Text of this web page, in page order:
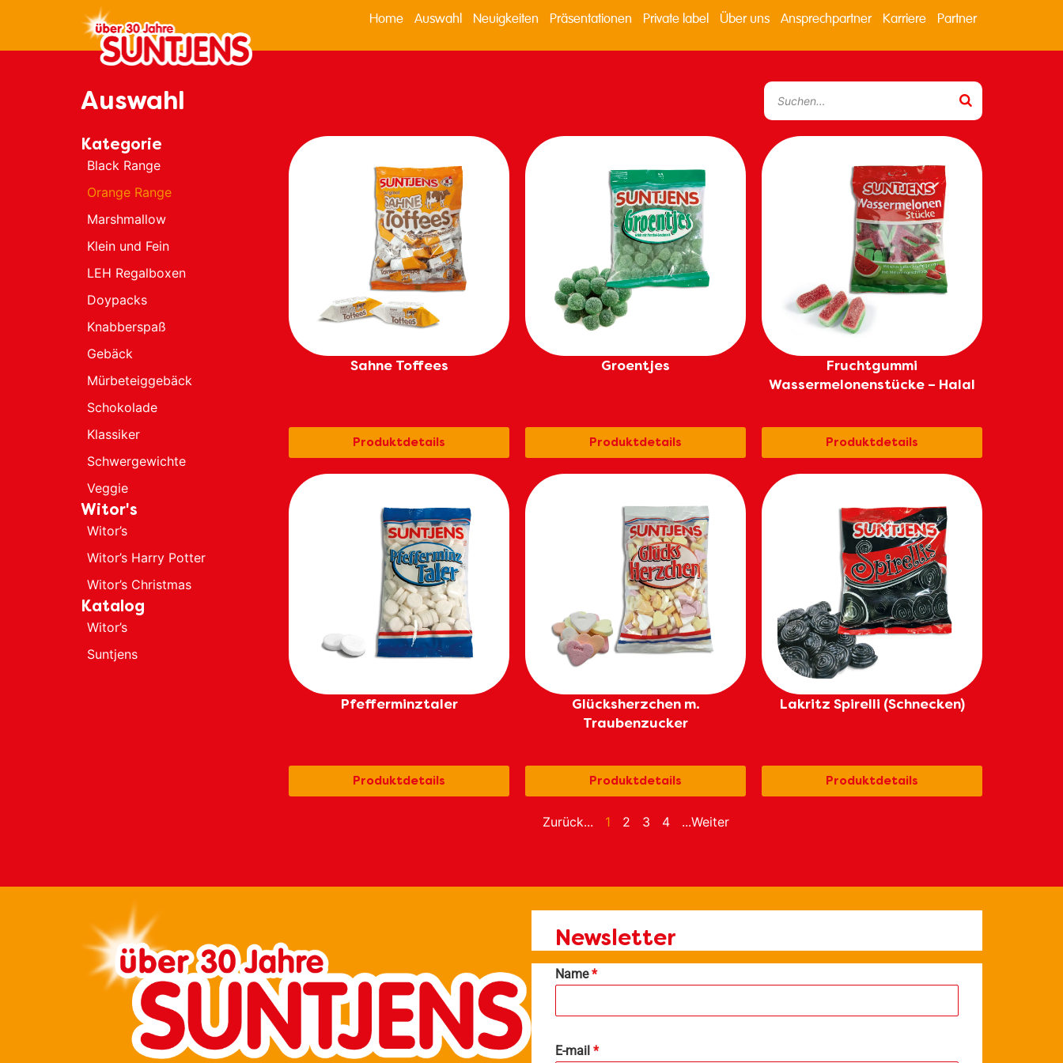
Home Auswahl Neuigkeiten Präsentationen Private label Über uns Ansprechpartner Karriere Partner
Auswahl
Kategorie
Black Range
Orange Range
Marshmallow
Klein und Fein
LEH Regalboxen
Doypacks
Knabberspaß
Gebäck
Mürbeteiggebäck
Schokolade
Klassiker
Schwergewichte
Veggie
Witor's
Witor’s
Witor’s Harry Potter
Witor’s Christmas
Katalog
Witor’s
Suntjens
Sahne Toffees
Produktdetails
Groentjes
Produktdetails
Fruchtgummi
Wassermelonenstücke – Halal
Produktdetails
Pfefferminztaler
Produktdetails
Glücksherzchen m.
Traubenzucker
Produktdetails
Lakritz Spirelli (Schnecken)
Produktdetails
Zurück... 1 2 3 4 ...Weiter
Newsletter
Name*
E-mail *